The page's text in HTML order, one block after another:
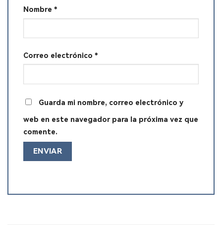
Nombre *
Correo electrónico *
Guarda mi nombre, correo electrónico y
web en este navegador para la próxima vez que
comente.